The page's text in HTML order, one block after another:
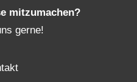
mitzumachen?
gerne!